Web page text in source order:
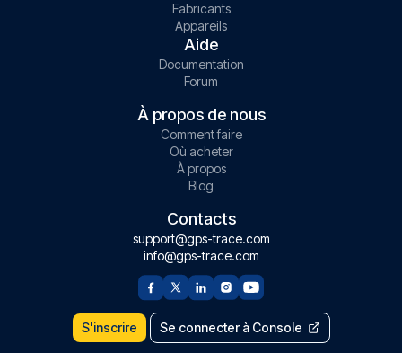
Fabricants
Appareils
Aide
Documentation
Forum
À propos de nous
Comment faire
Où acheter
À propos
Blog
Contacts
support@gps-trace.com
info@gps-trace.com
S'inscrire Se connecter à Console